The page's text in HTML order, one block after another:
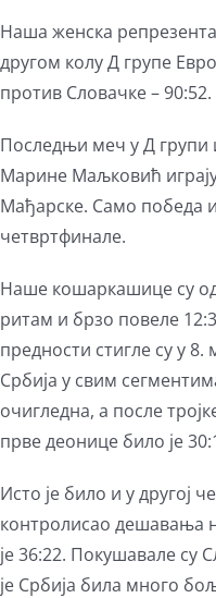
Наша женска
другом колу Д групе
против Словачке – 90:52.
Последњи меч у Д групи
Марине Маљковић
Мађарске. Само победа
четвртфинале.
Наше кошаркашице су
ритам и брзо повеле
предности стигле су у
Србија у свим
очигледна, а после
прве деонице било је
Исто је било и у другој
контролисао дешавања
је 36:22. Покушавале су
је Србија била много